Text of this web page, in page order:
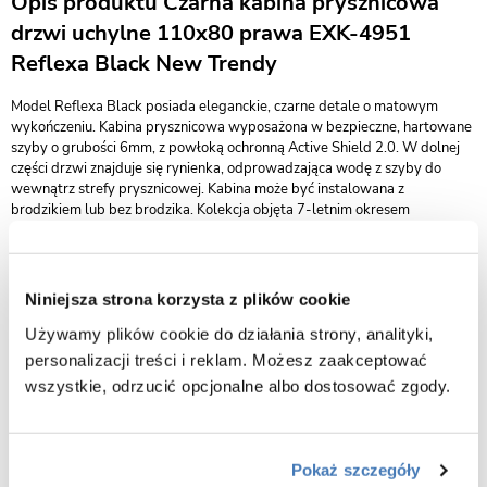
Niniejsza strona korzysta z plików cookie
Używamy plików cookie do działania strony, analityki,
personalizacji treści i reklam. Możesz zaakceptować
wszystkie, odrzucić opcjonalne albo dostosować zgody.
Pokaż szczegóły
drzwi uchylne 110x80 prawa EXK-4951
Reflexa Black New Trendy
Model Reflexa Black posiada eleganckie, czarne detale o matowym
wykończeniu. Kabina prysznicowa wyposażona w bezpieczne, hartowane
szyby o grubości 6mm, z powłoką ochronną Active Shield 2.0. W dolnej
części drzwi znajduje się rynienka, odprowadzająca wodę z szyby do
wewnątrz strefy prysznicowej. Kabina może być instalowana z
brodzikiem lub bez brodzika. Kolekcja objęta 7-letnim okresem
wymiar.
wymiary 110 x 80 x 200 cm (drzwi x ścianka x wysokość)
wariant kabiny prawy
kabina przystosowana do montażu na posadzce lub na brodziku
bezpieczne szkło przeźroczyste o grubości 6 mm
powłoka Active Shield 2.0 ułatwiająca utrzymanie kabiny w czystości